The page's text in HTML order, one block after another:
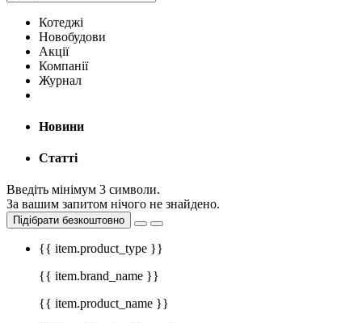
Котеджі
Новобудови
Акції
Компанії
Журнал
Новини
Статті
Введіть мінімум 3 символи.
За вашим запитом нічого не знайдено.
Підібрати безкоштовно
{{ item.product_type }}
{{ item.brand_name }}
{{ item.product_name }}